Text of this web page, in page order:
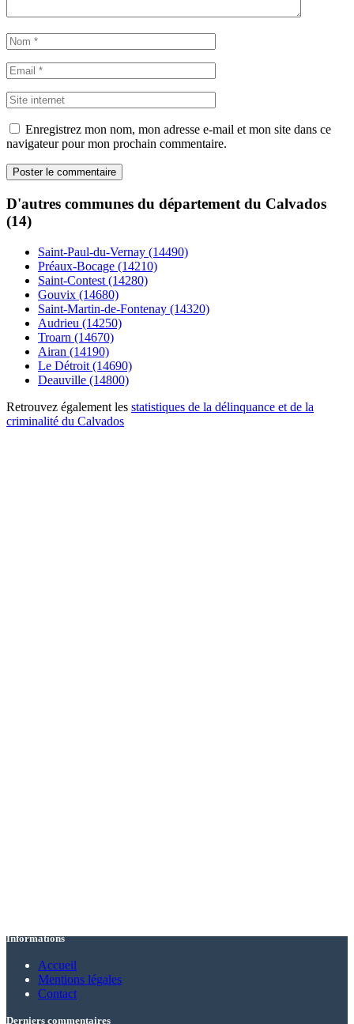
Enregistrez mon nom, mon adresse e-mail et mon site dans ce
navigateur pour mon prochain commentaire.
D'autres communes du département du Calvados
(14)
Saint-Paul-du-Vernay (14490)
Préaux-Bocage (14210)
Saint-Contest (14280)
Gouvix (14680)
Saint-Martin-de-Fontenay (14320)
Audrieu (14250)
Troarn (14670)
Airan (14190)
Le Détroit (14690)
Deauville (14800)
Retrouvez également les statistiques de la délinquance et de la
criminalité du Calvados
Informations
Accueil
Mentions légales
Contact
Derniers commentaires